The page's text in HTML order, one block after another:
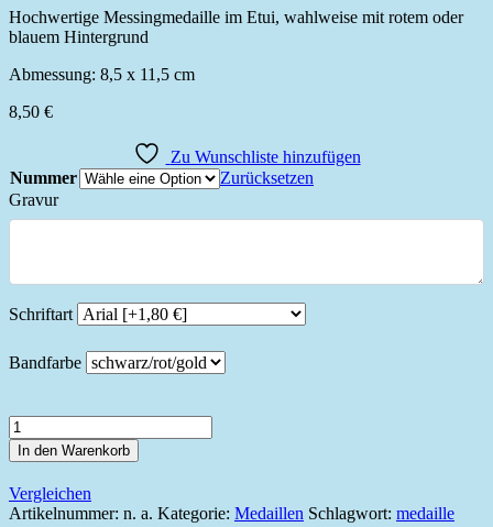
Hochwertige Messingmedaille im Etui, wahlweise mit rotem oder
blauem Hintergrund
Abmessung: 8,5 x 11,5 cm
8,50 €
Zu Wunschliste hinzufügen
Nummer
Zurücksetzen
Gravur
Schriftart
Bandfarbe
Medaille
1048
Menge
In den Warenkorb
Vergleichen
Artikelnummer: n. a. Kategorie: Medaillen Schlagwort: medaille